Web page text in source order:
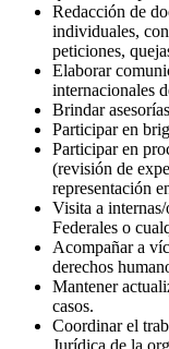
Redacción de
individuales,
peticiones,
Elaborar
internacionales
Brindar
Participar en
Participar en
(revisión de
representación
Visita a
Federales o
Acompañar a
derechos
Mantener
casos.
Coordinar el
Jurídica de la